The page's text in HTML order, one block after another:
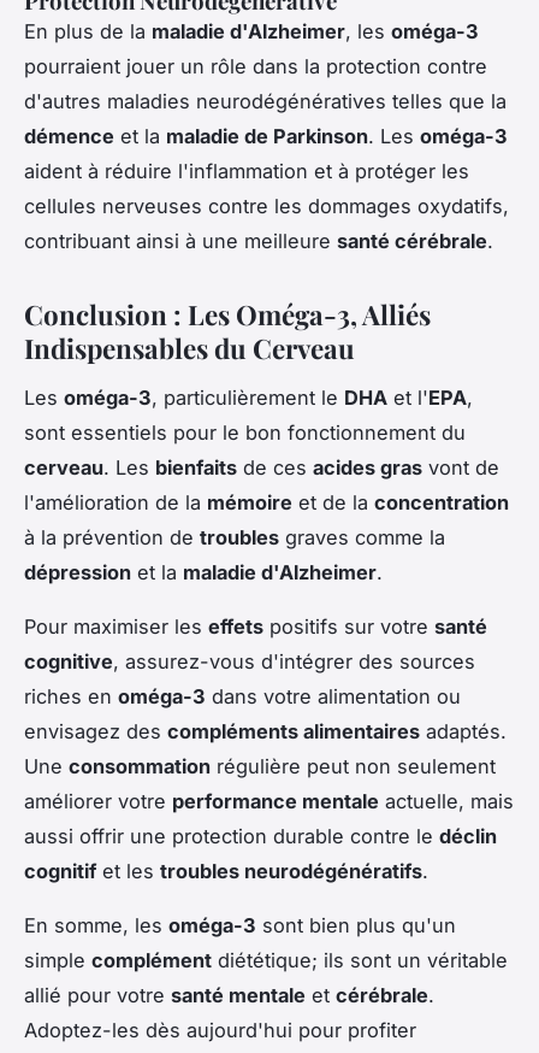
En plus de la maladie d'Alzheimer, les oméga-3
pourraient jouer un rôle dans la protection contre
d'autres maladies neurodégénératives telles que la
démence et la maladie de Parkinson. Les oméga-3
aident à réduire l'inflammation et à protéger les
cellules nerveuses contre les dommages oxydatifs,
contribuant ainsi à une meilleure santé cérébrale.
Conclusion : Les Oméga-3, Alliés
Indispensables du Cerveau
Les oméga-3, particulièrement le DHA et l'EPA,
sont essentiels pour le bon fonctionnement du
cerveau. Les bienfaits de ces acides gras vont de
l'amélioration de la mémoire et de la concentration
à la prévention de troubles graves comme la
dépression et la maladie d'Alzheimer.
Pour maximiser les effets positifs sur votre santé
cognitive, assurez-vous d'intégrer des sources
riches en oméga-3 dans votre alimentation ou
envisagez des compléments alimentaires adaptés.
Une consommation régulière peut non seulement
améliorer votre performance mentale actuelle, mais
aussi offrir une protection durable contre le déclin
cognitifet les troubles neurodégénératifs.
En somme, les oméga-3 sont bien plus qu'un
simple complément diététique; ils sont un véritable
allié pour votre santé mentale et cérébrale.
Adoptez-les dès aujourd'hui pour profiter